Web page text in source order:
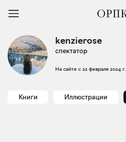
kenzierose
спектатор
На сайте с 22 февраля 2024 г.
Книги Иллюстрации